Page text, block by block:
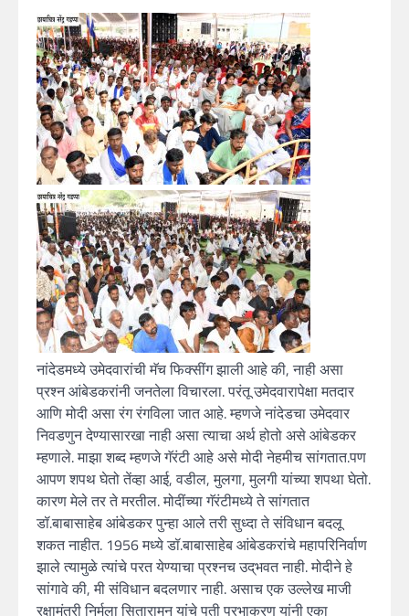
नांदेडमध्ये उमेदवारांची मॅच फिक्सींग झाली आहे की, नाही असा
प्रश्न आंबेडकरांनी जनतेला विचारला. परंतू उमेदवारापेक्षा मतदार
आणि मोदी असा रंग रंगविला जात आहे. म्हणजे नांदेडचा उमेदवार
निवडणुन देण्यासारखा नाही असा त्याचा अर्थ होतो असे आंबेडकर
म्हणाले. माझा शब्द म्हणजे गॅरंटी आहे असे मोदी नेहमीच सांगतात.पण
आपण शपथ घेतो तेंव्हा आई, वडील, मुलगा, मुलगी यांच्या शपथा घेतो.
कारण मेले तर ते मरतील. मोदींच्या गॅरंटीमध्ये ते सांगतात
डॉ.बाबासाहेब आंबेडकर पुन्हा आले तरी सुध्दा ते संविधान बदलू
शकत नाहीत. 1956 मध्ये डॉ.बाबासाहेब आंबेडकरांचे महापरिनिर्वाण
झाले त्यामुळे त्यांचे परत येण्याचा प्रश्नच उद्‌भवत नाही. मोदीने हे
सांगावे की, मी संविधान बदलणार नाही. असाच एक उल्लेख माजी
रक्षामंत्री निर्मला सितारामन यांचे पती प्रभाकरण यांनी एका